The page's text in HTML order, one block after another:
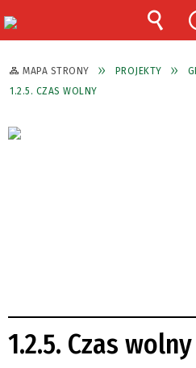
MAPA STRONY PROJEKTY
1.2.5. CZAS WOLNY
1.2.5. Czas wolny